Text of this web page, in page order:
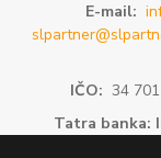
E-mail:
IČO: 34
Tatra banka: